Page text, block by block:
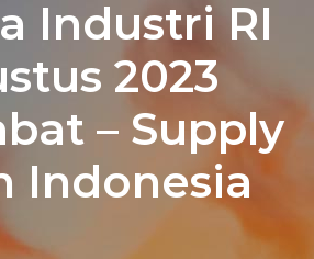
Industri RI
2023
– Supply
Indonesia